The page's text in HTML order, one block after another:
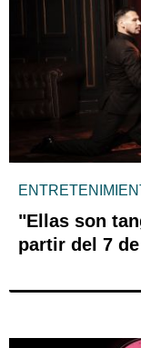
"Ellas son
partir del 7